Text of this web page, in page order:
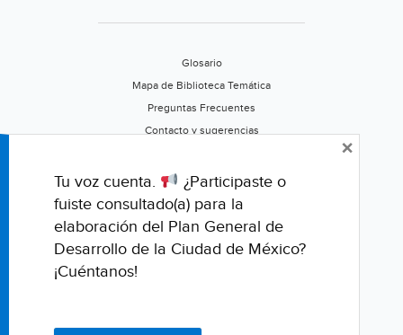
Glosario
Mapa de Biblioteca Temática
Preguntas Frecuentes
Contacto y sugerencias
Califica este portal
Tu voz cuenta.
¿Participaste o
fuiste consultado(a) para la
elaboración del Plan General de
Desarrollo de la Ciudad de México?
¡Cuéntanos!
×